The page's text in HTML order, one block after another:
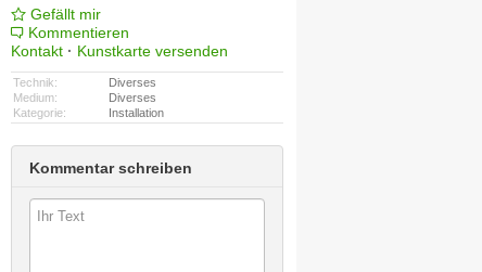
Gefällt mir
Kommentieren
Kontakt · Kunstkarte versenden
Technik:
Diverses
Medium:
Diverses
Kategorie:
Installation
Kommentar schreiben